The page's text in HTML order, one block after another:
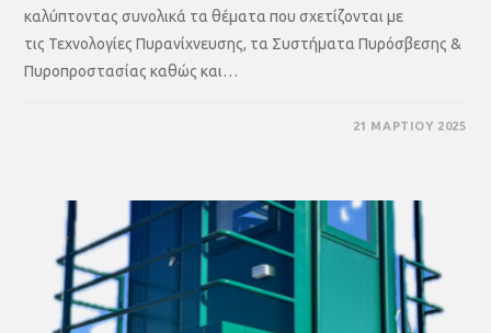
καλύπτοντας συνολικά τα θέματα που σχετίζονται με
τις Τεχνολογίες Πυρανίχνευσης, τα Συστήματα Πυρόσβεσης &
Πυροπροστασίας καθώς και…
21 ΜΑΡΤΊΟΥ 2025